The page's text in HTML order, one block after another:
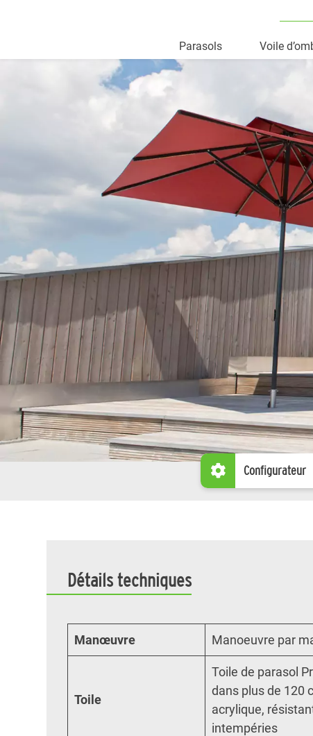
Parasols Voile
Configurateur
Détails techniques
Manœuvre Manoeuvre par
Toile
Toile de parasol
dans plus de 120
acrylique,
intempéries